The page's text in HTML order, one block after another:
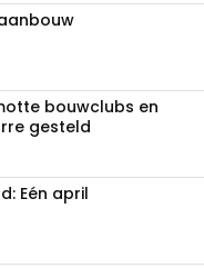
bouwclubs en
gesteld
Eén april